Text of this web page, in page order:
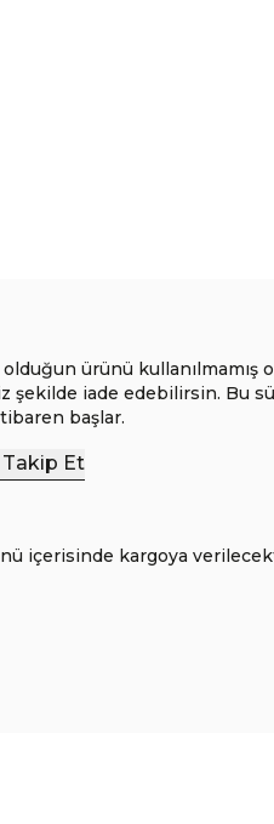
ürünü kullanılmamış
şekilde iade edebilirsin. Bu
başlar.
Takip Et
içerisinde kargoya